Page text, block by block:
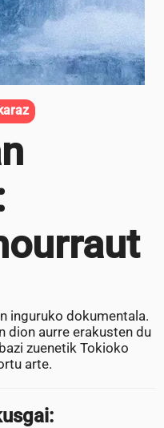
inguruko dokumentala.
dion aurre erakusten du
zuenetik Tokioko
arte.